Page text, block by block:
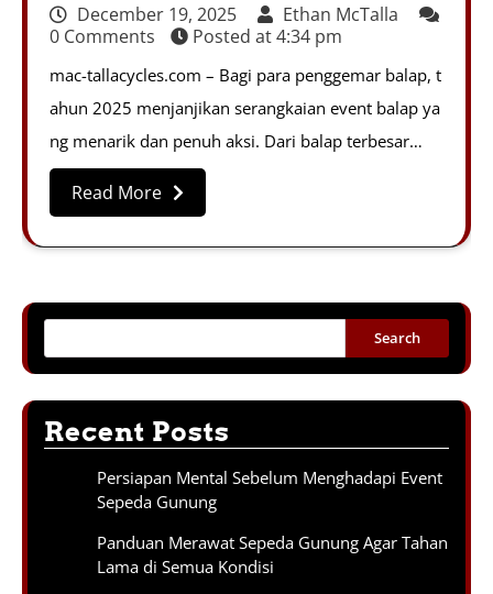
December 19, 2025
Ethan McTalla
0 Comments
Posted at4:34 pm
mac-tallacycles.com – Bagi para penggemar balap, t
ahun 2025 menjanjikan serangkaian event balap ya
ng menarik dan penuh aksi. Dari balap terbesar…
Read More
Search
Recent Posts
Persiapan Mental Sebelum Menghadapi Event
Sepeda Gunung
Panduan Merawat Sepeda Gunung Agar Tahan
Lama di Semua Kondisi